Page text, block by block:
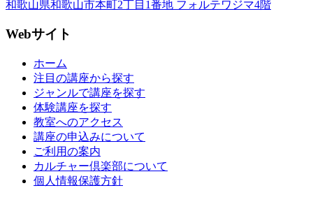
和歌山県和歌山市本町2丁目1番地 フォルテワジマ4階
Webサイト
ホーム
注目の講座から探す
ジャンルで講座を探す
体験講座を探す
教室へのアクセス
講座の申込みについて
ご利用の案内
カルチャー倶楽部について
個人情報保護方針